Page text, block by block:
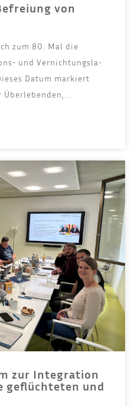
von
zum 80. Mal die
und Ver­nich­tungs­la­
Datum mar­kiert
zur Integration
geflüchteten und